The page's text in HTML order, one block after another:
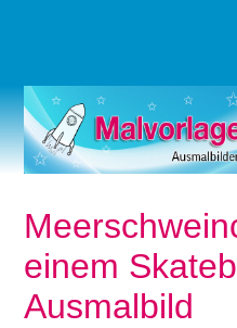
einem
Ausmalbild